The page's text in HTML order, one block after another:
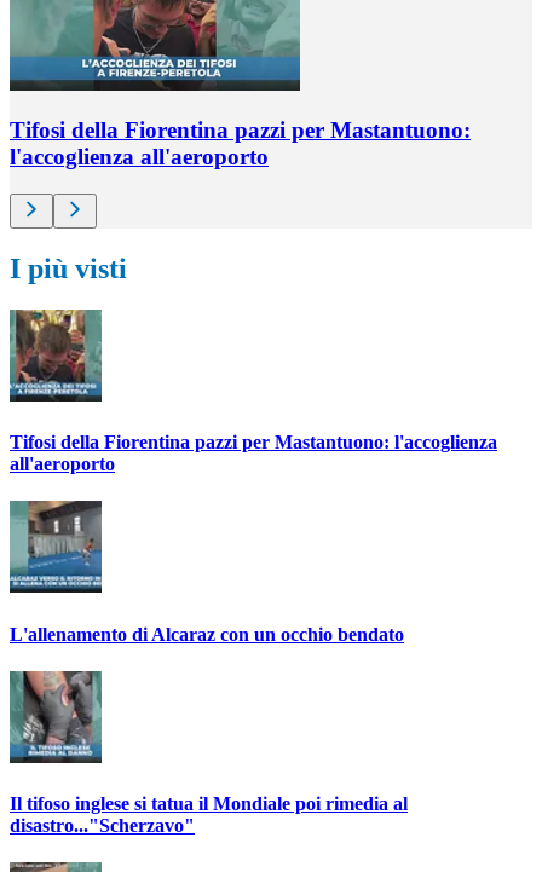
Tifosi della Fiorentina pazzi per Mastantuono:
l'accoglienza all'aeroporto
I più visti
Tifosi della Fiorentina pazzi per Mastantuono: l'accoglienza
all'aeroporto
L'allenamento di Alcaraz con un occhio bendato
Il tifoso inglese si tatua il Mondiale poi rimedia al
disastro..."Scherzavo"